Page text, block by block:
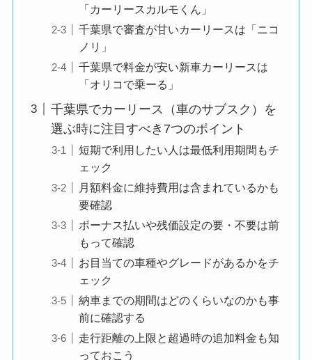
「カーリースカルモくん」
千葉県で審査が甘いカーリースは「ニコ
ノリ」
千葉県で料金が安い新車カーリースは
「オリコで乗ーる」
千葉県でカーリース（車のサブスク）を
選ぶ時に注目すべき7つのポイント
短期で利用したい人は最低利用期間もチ
ェック
月額料金に維持費用は含まれているかも
要確認
ボーナス払いや残価設定の要・不要は前
もって確認
お目当ての車種やグレードがあるかをチ
ェック
納車までの期間はどのくらいなのかも事
前に確認する
走行距離の上限と超過時の追加料金も知
っておこう